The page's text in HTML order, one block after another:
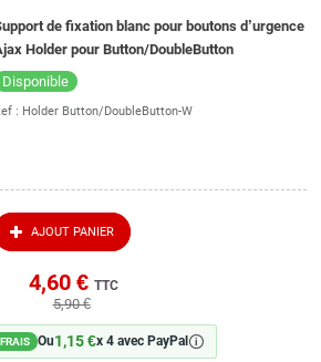
de fixation blanc pour boutons d’urgence
Holder pour Button/DoubleButton
Disponible
: Holder Button/DoubleButton-W
AJOUT PANIER
4,60 € TTC
5,90 €
Ou1,15 €x 4 avec PayPal 🛈